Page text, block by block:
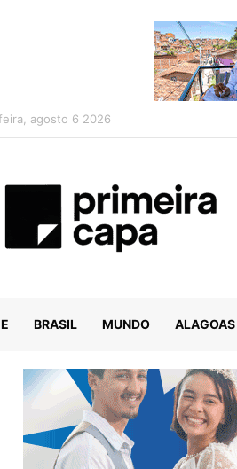
agosto 6 2026
BRASIL MUNDO ALAGOAS